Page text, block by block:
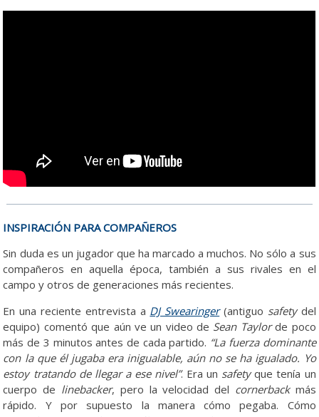
INSPIRACIÓN PARA COMPAÑEROS
Sin duda es un jugador que ha marcado a muchos. No sólo a sus
compañeros en aquella época, también a sus rivales en el
campo y otros de generaciones más recientes.
En una reciente entrevista a DJ Swearinger(antiguo safety del
equipo) comentó que aún ve un video de Sean Taylorde poco
más de 3 minutos antes de cada partido. “La fuerza dominante
con la que él jugaba era inigualable, aún no se ha igualado. Yo
estoy tratando de llegar a ese nivel”. Era un safetyque tenía un
cuerpo de linebacker, pero la velocidad del cornerbackmás
rápido. Y por supuesto la manera cómo pegaba. Cómo